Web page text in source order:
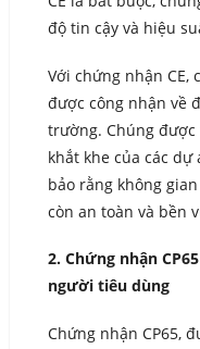
độ tin cậy và hiệu
Với chứng nhận CE,
được công nhận về
trường. Chúng được
khắt khe của các
bảo rằng không
còn an toàn và bền
2. Chứng nhận
người tiêu dùng
Chứng nhận CP65,